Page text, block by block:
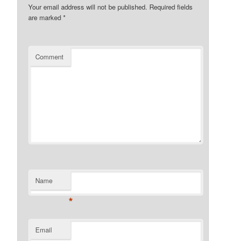
Your email address will not be published. Required fields
are marked*
Comment
Name
*
Email